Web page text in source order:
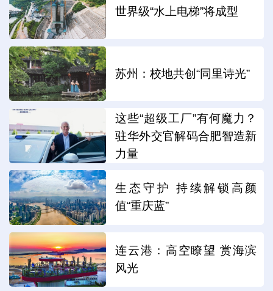
世界级“水上电梯”将成型
苏州：校地共创“同里诗光”
这些“超级工厂”有何魔力？
驻华外交官解码合肥智造新
力量
生态守护 持续解锁高颜
值“重庆蓝”
连云港：高空瞭望 赏海滨
风光